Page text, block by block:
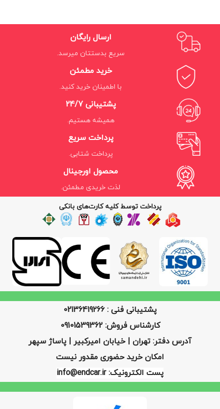
ارسال رایگان
سریع بدستتان میرسد.
خرید مطمئن
با اطمینان خرید کنید.
پشتیبانی 24/7
همیشه هستیم.
پرداخت سریع
پرداخت شتابی.
محصول اورجینال
لذت خریدی مطمئن.
پرداخت توسط کلیه کارت‌های بانکی
پشتیبانی فنی : 02136419266
کارشناس فروش: 09101539362
آدرس دفتر: تهران | خیابان امیرکبیر | پاساژ سپهر
امکان خرید حضوری مقدور نیست
پست الکترونیک: info@endcar.ir